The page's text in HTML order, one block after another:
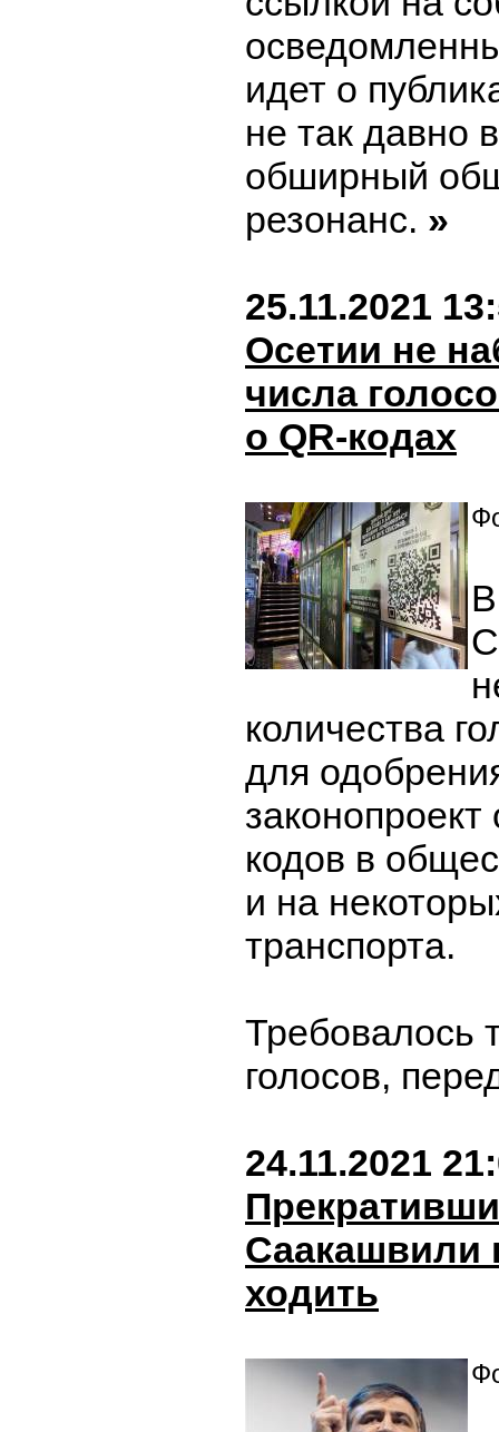
идет о
не так давно
обширный
резонанс. »
25.11.2021
Осетии не
числа
о QR-кодах
количества
для
кодов в
и на
транспорта.
Требовалось
голосов,
24.11.2021
Саакашвили
ходить